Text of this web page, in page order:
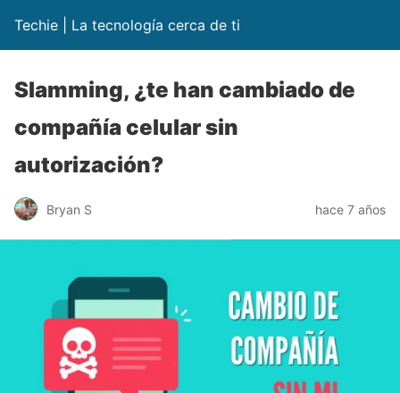
Techie | La tecnología cerca de ti
Slamming, ¿te han cambiado de
compañía celular sin
autorización?
Bryan S hace 7 años